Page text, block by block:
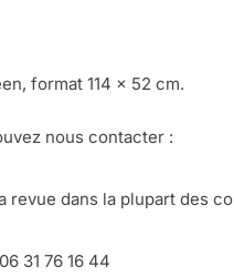
format 114 x 52 cm.
nous contacter :
dans la plupart des
31 76 16 44